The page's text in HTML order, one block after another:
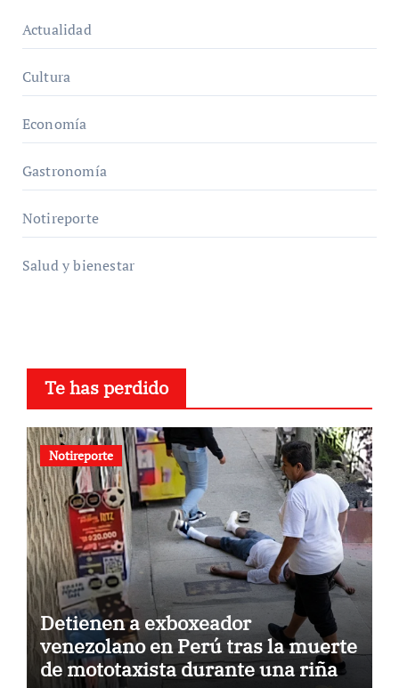
Actualidad
Cultura
Economía
Gastronomía
Notireporte
Salud y bienestar
Te has perdido
Notireporte
Detienen a exboxeador
venezolano en Perú tras la muerte
de mototaxista durante una riña